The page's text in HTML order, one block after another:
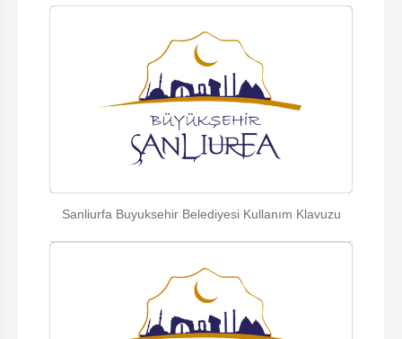
Sanliurfa Buyuksehir Belediyesi Kullanım Klavuzu